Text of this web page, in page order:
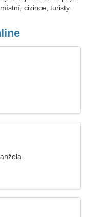
cizince, turisty.